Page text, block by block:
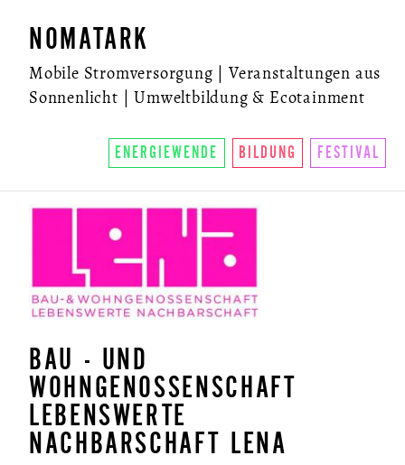
NOMATARK
Mobile Stromversorgung | Veranstaltungen aus
Sonnenlicht | Umweltbildung & Ecotainment
ENERGIEWENDE BILDUNG FESTIVAL
BAU - UND
WOHNGENOSSENSCHAFT
LEBENSWERTE
NACHBARSCHAFT LENA